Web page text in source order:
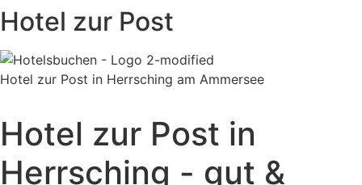
Hotel zur Post
Hotel zur Post in Herrsching am Ammersee
Hotel zur Post in
Herrsching - gut &